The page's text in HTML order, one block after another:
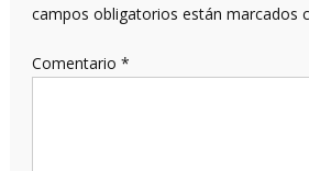
campos obligatorios están marcados
Comentario *